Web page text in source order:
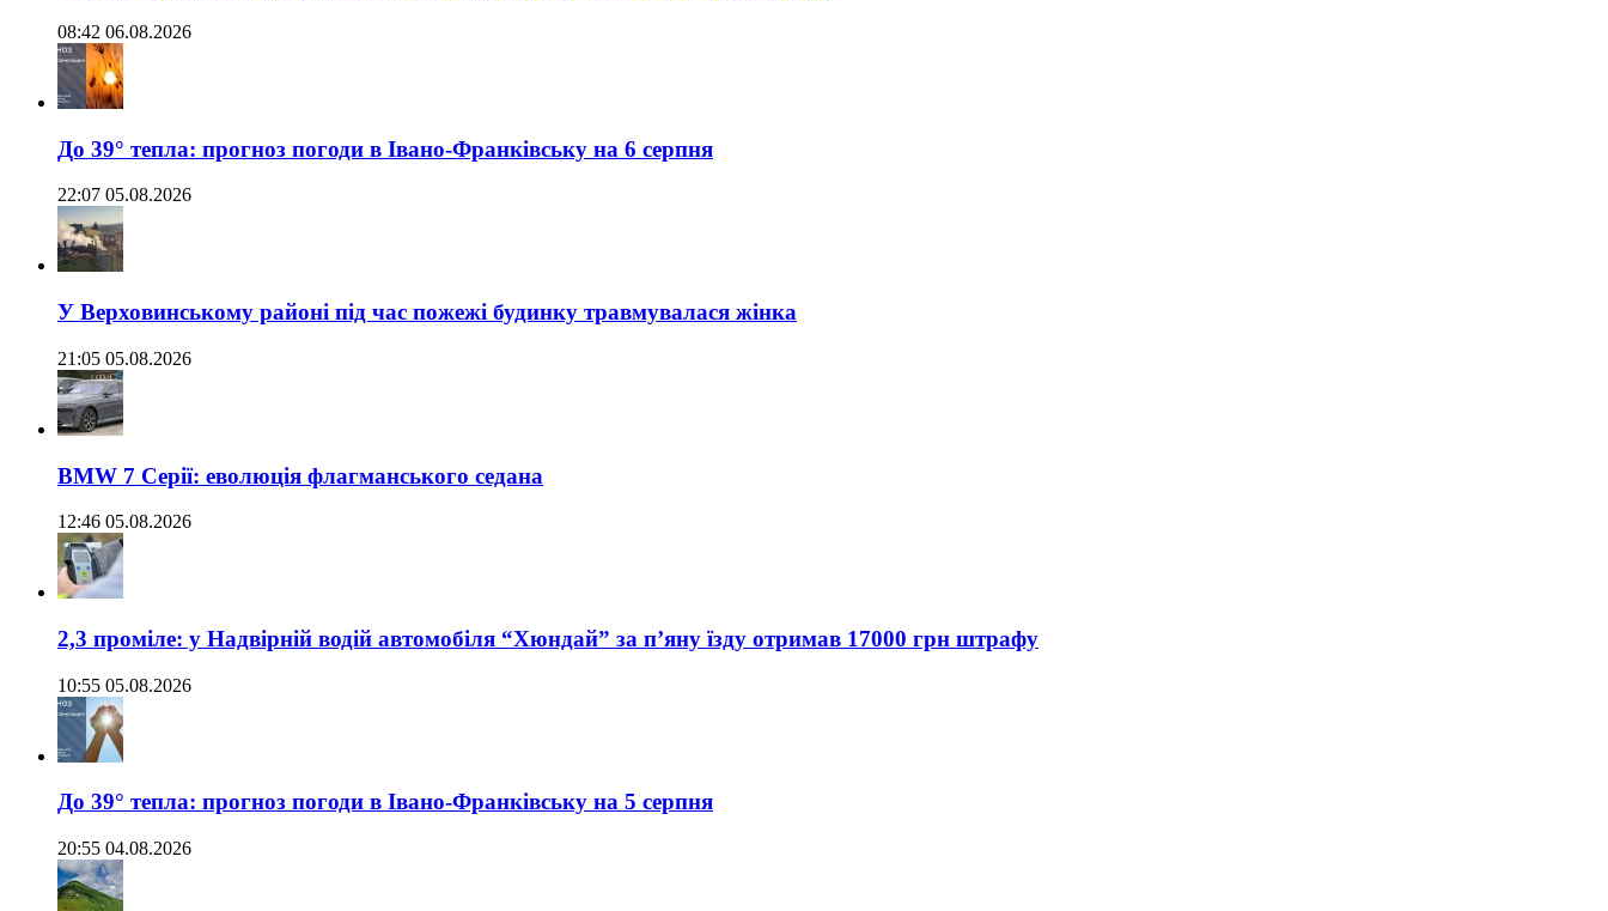
08:42 06.08.2026
До 39° тепла: прогноз погоди в Івано-Франківську на 6 серпня
22:07 05.08.2026
У Верховинському районі під час пожежі будинку травмувалася жінка
21:05 05.08.2026
BMW 7 Серії: еволюція флагманського седана
12:46 05.08.2026
2,3 проміле: у Надвірній водій автомобіля “Хюндай” за п’яну їзду отримав 17000 грн штрафу
10:55 05.08.2026
До 39° тепла: прогноз погоди в Івано-Франківську на 5 серпня
20:55 04.08.2026